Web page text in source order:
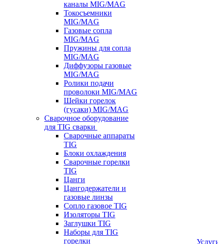
каналы MIG/MAG
Токосъемники
MIG/MAG
Газовые сопла
MIG/MAG
Пружины для сопла
MIG/MAG
Диффузоры газовые
MIG/MAG
Ролики подачи
проволоки MIG/MAG
Шейки горелок
(гусаки) MIG/MAG
Сварочное оборудование
для TIG сварки
Сварочные аппараты
TIG
Блоки охлаждения
Сварочные горелки
TIG
Цанги
Цангодержатели и
газовые линзы
Сопло газовое TIG
Изоляторы TIG
Заглушки TIG
Наборы для TIG
горелки